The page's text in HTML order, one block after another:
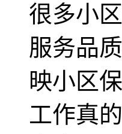
很多小
服务品
映小区
工作真